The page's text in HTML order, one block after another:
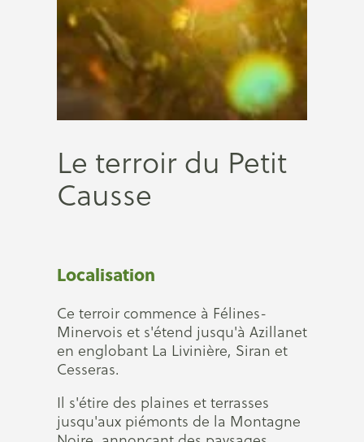
Le terroir du Petit
Causse
Localisation
Ce terroir commence à Félines-
Minervois et s'étend jusqu'à Azillanet
en englobant La Livinière, Siran et
Cesseras.
Il s'étire des plaines et terrasses
jusqu'aux piémonts de la Montagne